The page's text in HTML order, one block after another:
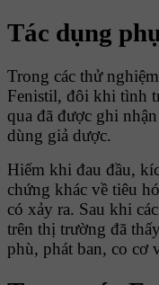
Tác dụng
Trong các thử
Fenistil, đôi khi tình
qua đã được ghi
dùng giả dược.
Hiếm khi đau đầu,
chứng khác về tiêu
có xảy ra. Sau khi
trên thị trường đã
phù, phát ban, co cơ